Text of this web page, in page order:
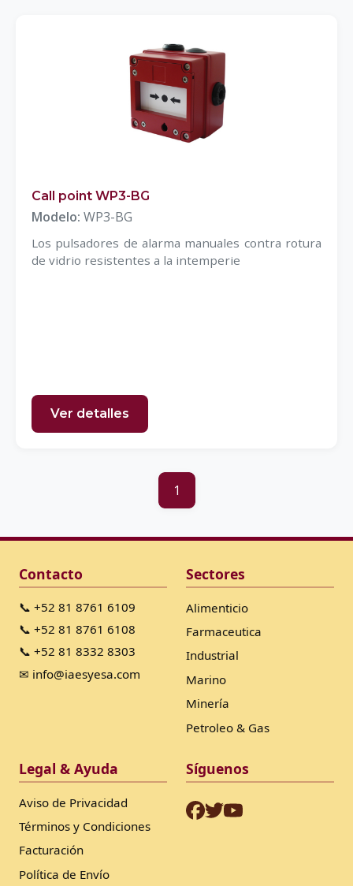
Call point WP3-BG
Modelo: WP3-BG
Los pulsadores de alarma manuales contra rotura
de vidrio resistentes a la intemperie
Ver detalles
1
Contacto
📞 +52 81 8761 6109
📞 +52 81 8761 6108
📞 +52 81 8332 8303
✉ info@iaesyesa.com
Sectores
Alimenticio
Farmaceutica
Industrial
Marino
Minería
Petroleo & Gas
Legal & Ayuda
Aviso de Privacidad
Términos y Condiciones
Facturación
Política de Envío
Síguenos